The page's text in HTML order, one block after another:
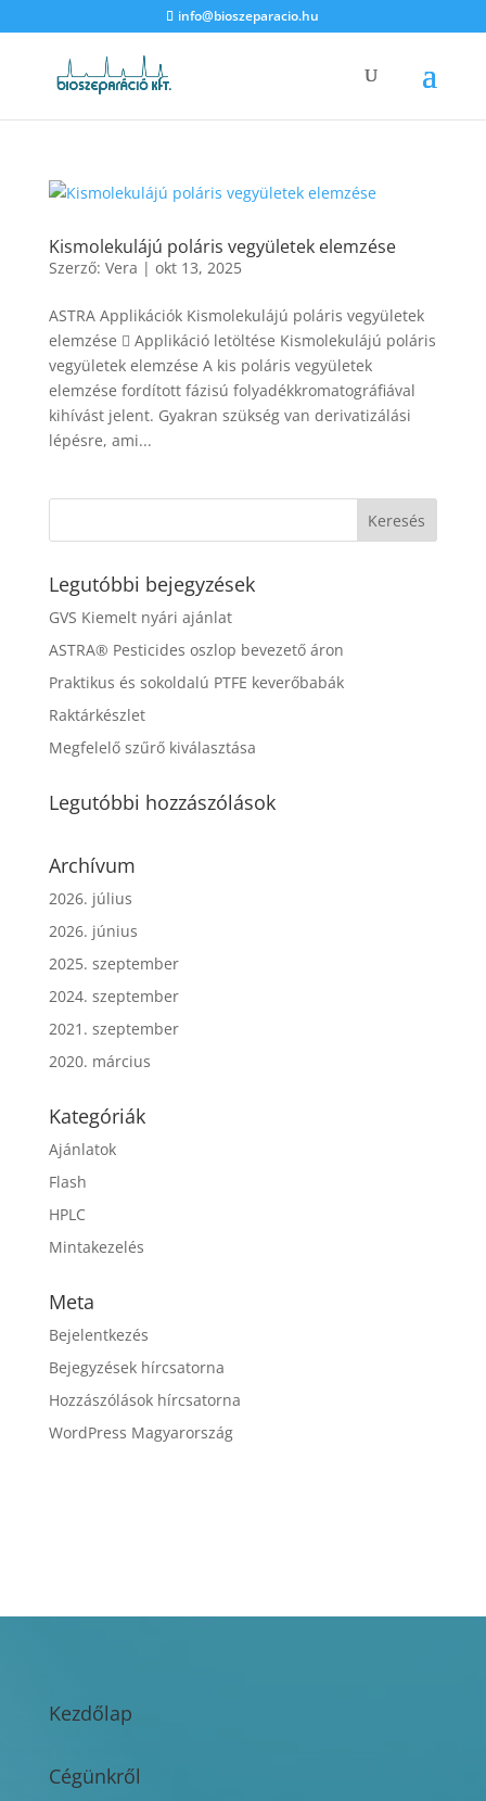
info@bioszeparacio.hu
Kismolekulájú poláris vegyületek elemzése
Szerző: Vera | okt 13, 2025
ASTRA Applikációk Kismolekulájú poláris vegyületek
elemzése  Applikáció letöltése Kismolekulájú poláris
vegyületek elemzése A kis poláris vegyületek
elemzése fordított fázisú folyadékkromatográfiával
kihívást jelent. Gyakran szükség van derivatizálási
lépésre, ami...
Legutóbbi bejegyzések
GVS Kiemelt nyári ajánlat
ASTRA® Pesticides oszlop bevezető áron
Praktikus és sokoldalú PTFE keverőbabák
Raktárkészlet
Megfelelő szűrő kiválasztása
Legutóbbi hozzászólások
Archívum
2026. július
2026. június
2025. szeptember
2024. szeptember
2021. szeptember
2020. március
Kategóriák
Ajánlatok
Flash
HPLC
Mintakezelés
Meta
Bejelentkezés
Bejegyzések hírcsatorna
Hozzászólások hírcsatorna
WordPress Magyarország
Kezdőlap
Cégünkről